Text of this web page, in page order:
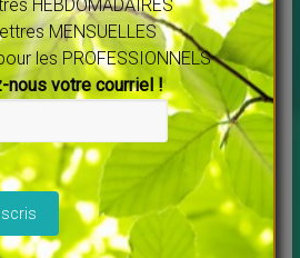
2025 Maitre Saint Germain
MONDE NOUVEAU
ce message cliquer sur ce lien :[…]
HEBDOMADAIRES
MENSUELLES
les PROFESSIONNELS
nous votre courriel !
vide.